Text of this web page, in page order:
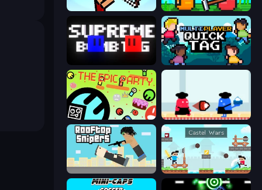
Stick Archers Battle Farmer Challenge Party
Multiplayer Quick Tag
The Epic Party Clash of Cakes
Rooftop Snipers Castle Wars